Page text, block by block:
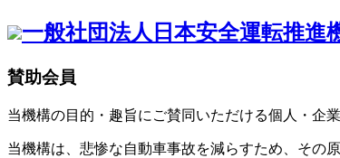
一般社団法人 日本安全運転推進
賛助会員
当機構の目的・趣旨にご賛同いただける個人・企
当機構は、悲惨な自動車事故を減らすため、その